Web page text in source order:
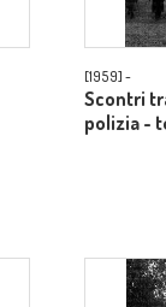
[1959] -
Scontri
polizia -